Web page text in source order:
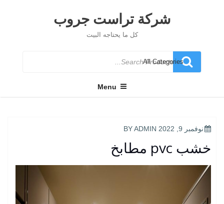
شركة تراست جروب
كل ما يحتاجه البيت
Search
for
Menu
POSTED
نوفمبر 9, 2022 ADMIN
خشب pvc مطابخ